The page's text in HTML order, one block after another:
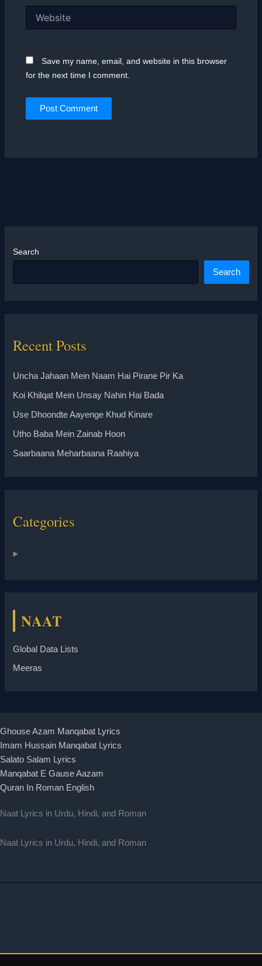
Save my name, email, and website in this browser
for the next time I comment.
Search
Search
Recent Posts
Uncha Jahaan Mein Naam Hai Pirane Pir Ka
Koi Khilqat Mein Unsay Nahin Hai Bada
Use Dhoondte Aayenge Khud Kinare
Utho Baba Mein Zainab Hoon
Saarbaana Meharbaana Raahiya
Categories
NAAT
Global Data Lists
Meeras
Ghouse Azam Manqabat Lyrics
Imam Hussain Manqabat Lyrics
Salato Salam Lyrics
Manqabat E Gause Aazam
Quran In Roman English
Naat Lyrics in Urdu, Hindi, and Roman
Naat Lyrics in Urdu, Hindi, and Roman